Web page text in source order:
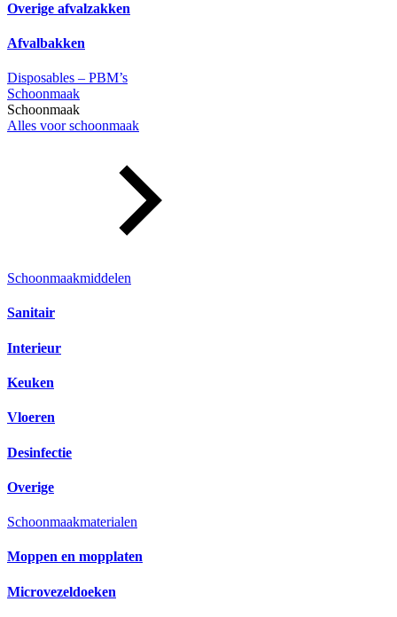
Overige afvalzakken
Afvalbakken
Disposables – PBM’s
Schoonmaak
Schoonmaak
Alles voor schoonmaak
Schoonmaakmiddelen
Sanitair
Interieur
Keuken
Vloeren
Desinfectie
Overige
Schoonmaakmaterialen
Moppen en mopplaten
Microvezeldoeken